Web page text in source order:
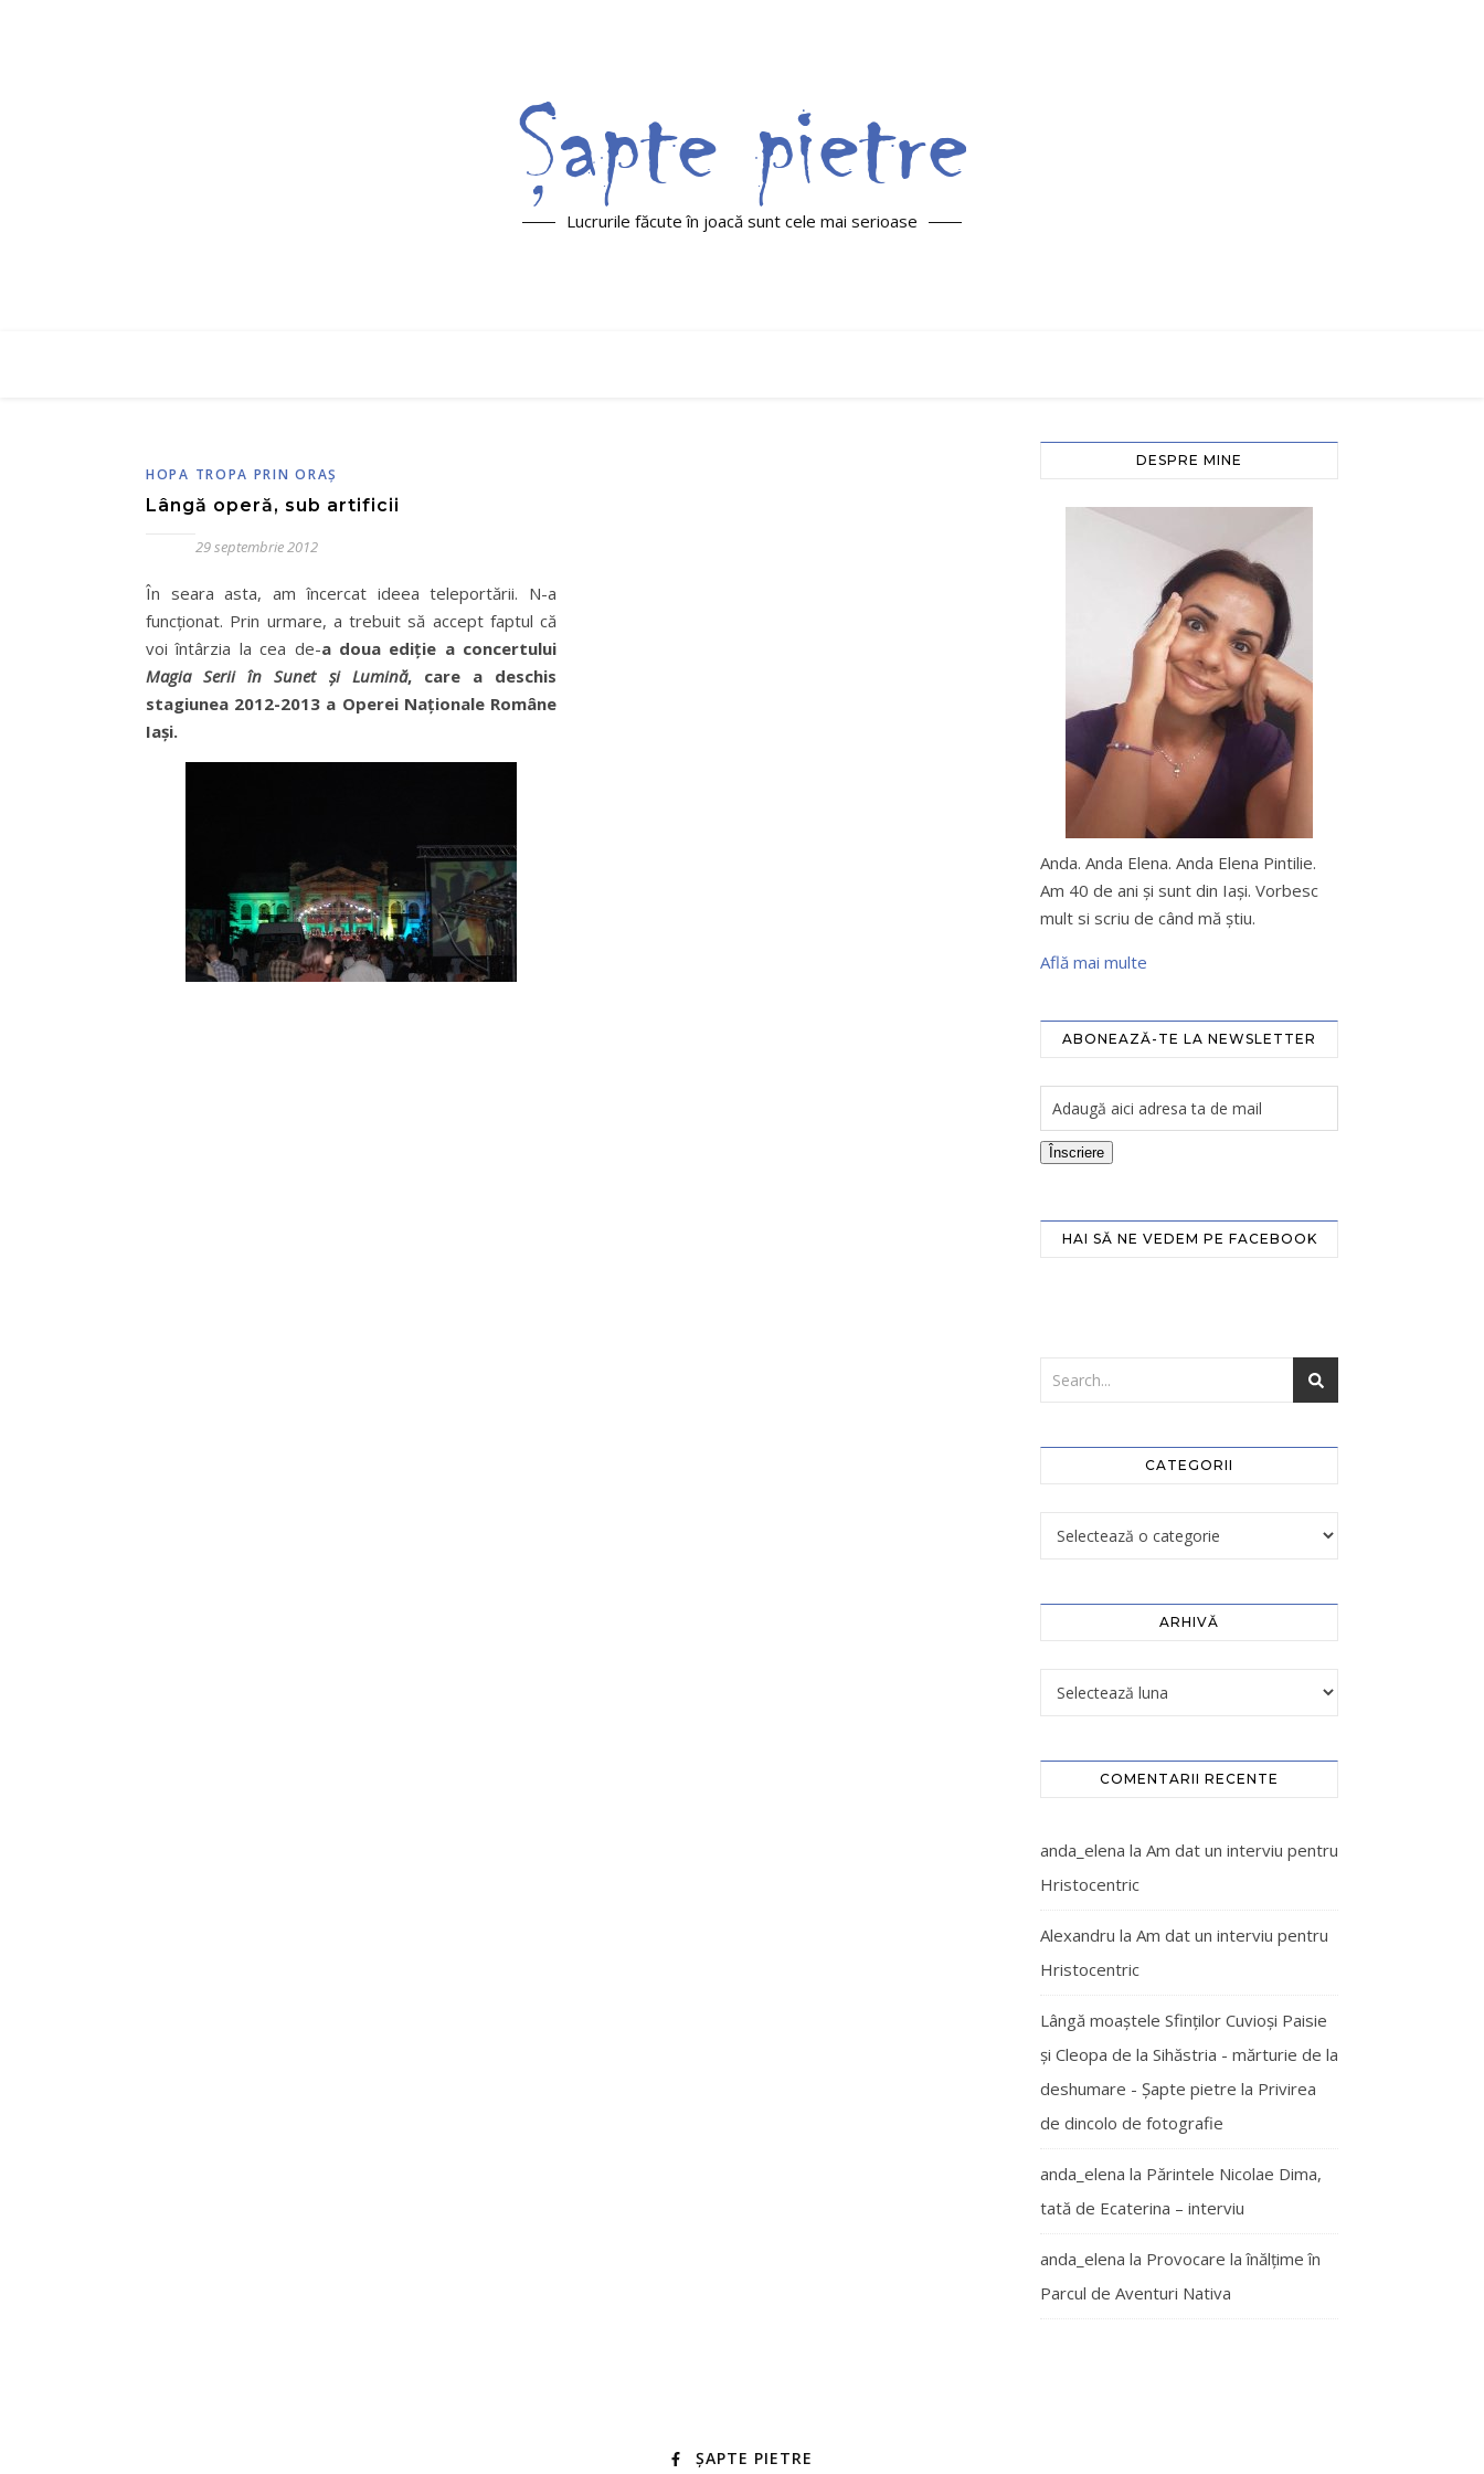
Lucrurile făcute în joacă sunt cele mai serioase
HOPA TROPA PRIN ORAŞ
Lângă operă, sub artificii
29 septembrie 2012
În seara asta, am încercat ideea teleportării. N-a
funcționat. Prin urmare, a trebuit să accept faptul că
voi întârzia la cea de-a doua ediție a concertului
Magia Serii în Sunet și Lumină, care a deschis
stagiunea 2012-2013 a Operei Naționale Române
Iași.
DESPRE MINE
Anda. Anda Elena. Anda Elena Pintilie.
Am 40 de ani şi sunt din Iaşi. Vorbesc
mult si scriu de când mă ştiu.
Află mai multe
ABONEAZĂ-TE LA NEWSLETTER
Înscriere
HAI SĂ NE VEDEM PE FACEBOOK
CATEGORII
ARHIVĂ
COMENTARII RECENTE
anda_elena la Am dat un interviu pentru
Hristocentric
Alexandru la Am dat un interviu pentru
Hristocentric
Lângă moaștele Sfinților Cuvioși Paisie
și Cleopa de la Sihăstria - mărturie de la
deshumare - Şapte pietre la Privirea
de dincolo de fotografie
anda_elena la Părintele Nicolae Dima,
tată de Ecaterina – interviu
anda_elena la Provocare la înălțime în
Parcul de Aventuri Nativa
ȘAPTE PIETRE